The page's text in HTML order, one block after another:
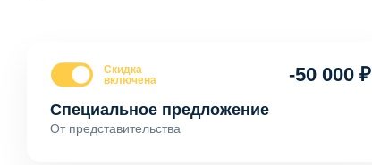
Скидка
включена
-50 000 ₽
Специальное предложение
От представительства